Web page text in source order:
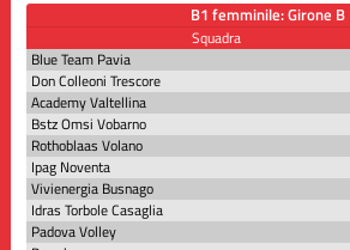
B1 femminile: Girone B
Squadra
Blue Team Pavia
Don Colleoni Trescore
Academy Valtellina
Bstz Omsi Vobarno
Rothoblaas Volano
Ipag Noventa
Vivienergia Busnago
Idras Torbole Casaglia
Padova Volley